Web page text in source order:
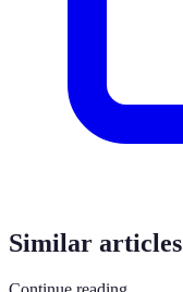
Similar articles